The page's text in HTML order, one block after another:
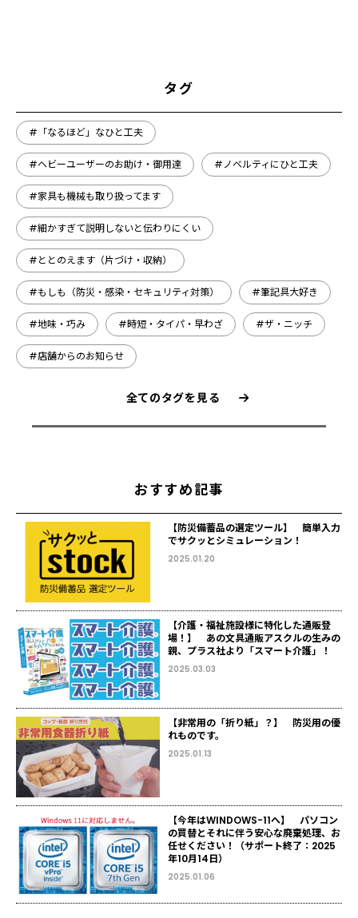
タグ
#「なるほど」なひと工夫
#ヘビーユーザーのお助け・御用達 #ノベルティにひと工夫
#家具も機械も取り扱ってます
#細かすぎて説明しないと伝わりにくい
#ととのえます（片づけ・収納）
#もしも（防災・感染・セキュリティ対策） #筆記具大好き
#地味・巧み #時短・タイパ・早わざ #ザ・ニッチ
#店舗からのお知らせ
全てのタグを見る
おすすめ記事
【防災備蓄品の選定ツール】 簡単入力
でサクッとシミュレーション！
2025.01.20
【介護・福祉施設様に特化した通販登
場！】 あの文具通販アスクルの生みの
親、プラス社より「スマート介護」！
2025.03.03
【非常用の「折り紙」？】 防災用の優
れものです。
2025.01.13
【今年はWINDOWS-11へ】 パソコン
の買替とそれに伴う安心な廃棄処理、お
任せください！（サポート終了：2025
年10月14日）
2025.01.06